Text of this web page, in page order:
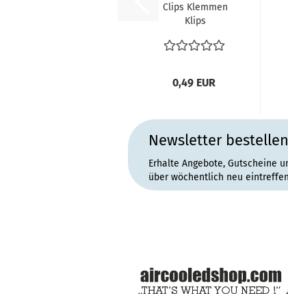
Clips Klemmen
Klips
Türverkleidung...
0,49 EUR
Newsletter
Erhalte Angebote, Gutscheine
über wöchentlich neu